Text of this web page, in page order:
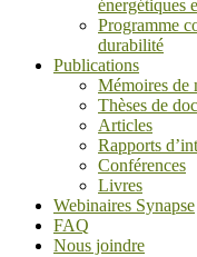
énergétiques
Programme
durabilité
Publications
Mémoires de
Thèses de
Articles
Rapports
Conférences
Livres
Webinaires Synapse
FAQ
Nous joindre